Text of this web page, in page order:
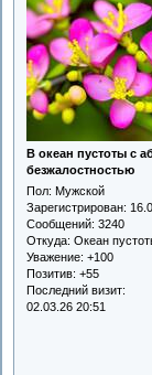
В океан пустоты с
безжалостностью
Пол: Мужской
Зарегистрирован:
Сообщений: 3240
Откуда: Океан
Уважение: +100
Позитив: +55
Последний визит:
02.03.26 20:51